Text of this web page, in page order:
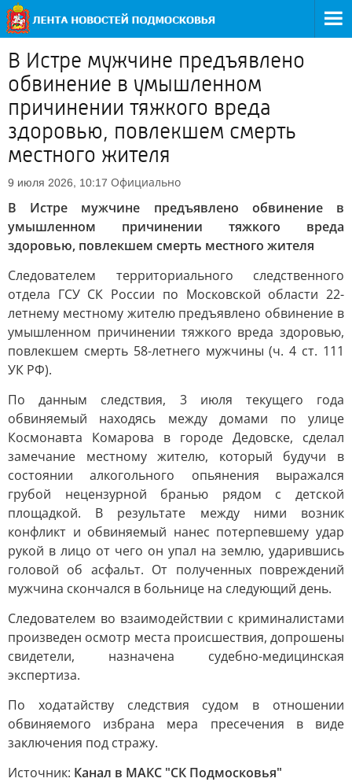
В Истре мужчине предъявлено
обвинение в умышленном
причинении тяжкого вреда
здоровью, повлекшем смерть
местного жителя
9 июля 2026, 10:17 Официально
В Истре мужчине предъявлено обвинение в
умышленном причинении тяжкого вреда
здоровью, повлекшем смерть местного жителя
Следователем территориального следственного
отдела ГСУ СК России по Московской области 22-
летнему местному жителю предъявлено обвинение в
умышленном причинении тяжкого вреда здоровью,
повлекшем смерть 58-летнего мужчины (ч. 4 ст. 111
УК РФ).
По данным следствия, 3 июля текущего года
обвиняемый находясь между домами по улице
Космонавта Комарова в городе Дедовске, сделал
замечание местному жителю, который будучи в
состоянии алкогольного опьянения выражался
грубой нецензурной бранью рядом с детской
площадкой. В результате между ними возник
конфликт и обвиняемый нанес потерпевшему удар
рукой в лицо от чего он упал на землю, ударившись
головой об асфальт. От полученных повреждений
мужчина скончался в больнице на следующий день.
Следователем во взаимодействии с криминалистами
произведен осмотр места происшествия, допрошены
свидетели, назначена судебно-медицинская
экспертиза.
По ходатайству следствия судом в отношении
обвиняемого избрана мера пресечения в виде
заключения под стражу.
Источник: Канал в МАКС "СК Подмосковья"